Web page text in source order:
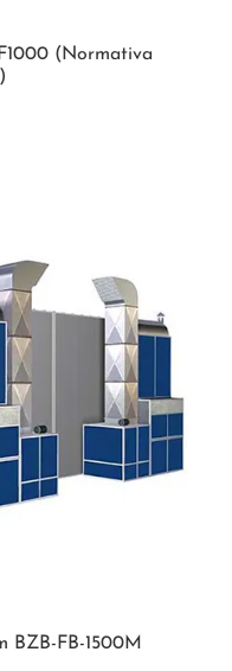
(Normativa
BZB-FB-1500M